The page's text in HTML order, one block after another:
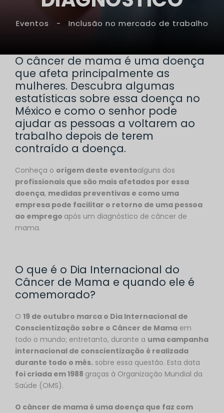
Eventos - Inclusão no mercado de trabalho
O câncer de mama é uma doença
que afeta principalmente as
mulheres. Descubra algumas
estatísticas sobre essa doença no
México e como o senhor pode
ajudar as pessoas a voltarem ao
trabalho depois de terem
contraído a doença.
Conheça o origem deste eventoalguns dos
profissionais que são mais afetados por essa
doença, medidas preventivas e como uma
empresa pode facilitar o retorno de uma pessoa
ao emprego após um diagnóstico de câncer de
mama.
O que é o Dia Internacional do
Câncer de Mama e quando ele é
comemorado?
O 19 de outubro marca o Dia Internacional de
Conscientização sobre o Câncer de Mama em
todo o mundo; entretanto, durante a uma campanha
internacional de conscientização é realizada
durante todo o mês. sobre essa questão. Esta data
foi criada em 1988 graças à Organização Mundial da
Saúde (OMS).
O câncer de mama é uma doença que faz com